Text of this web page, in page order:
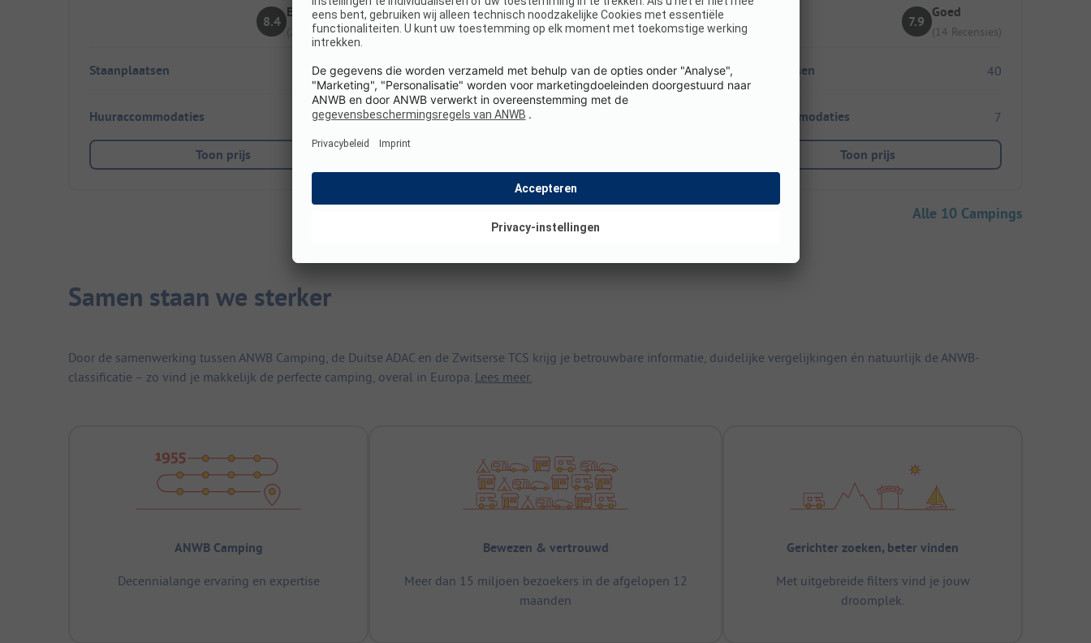
8.4
Erg goed
(21 Recensies)
Staanplaatsen 145
Huuraccommodaties 4
Toon prijs
Staanplaatsen
7.9
Goed
(14 Recensies)
Staanplaatsen 40
Huuraccommodaties 7
Toon prijs
Alle 10 Campings
Samen staan we sterker
Door de samenwerking tussen ANWB Camping, de Duitse ADAC en de Zwitserse TCS krijg je betrouwbare informatie, duidelijke vergelijkingen én natuurlijk de ANWB-
classificatie – zo vind je makkelijk de perfecte camping, overal in Europa. Lees meer.
ANWB Camping
Decennialange ervaring en expertise
Bewezen & vertrouwd
Meer dan 15 miljoen bezoekers in de afgelopen 12
maanden
Gerichter zoeken, beter vinden
Met uitgebreide filters vind je jouw
droomplek.